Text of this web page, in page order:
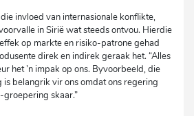
invloed van internasionale konflikte,
in Sirië wat steeds ontvou. Hierdie
op markte en risiko-patrone gehad
direk en indirek geraak het. “Alles
het ’n impak op ons. Byvoorbeeld, die
belangrik vir ons omdat ons regering
groepering skaar.”